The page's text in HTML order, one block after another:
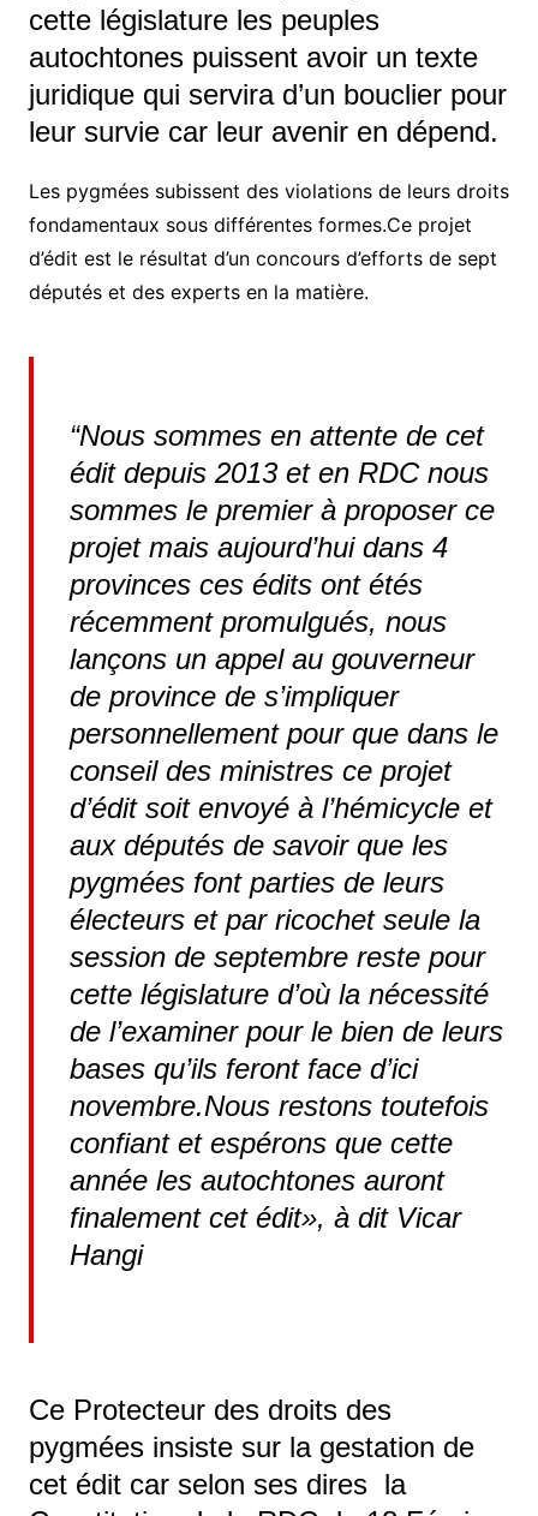
cette législature les peuples
autochtones puissent avoir un texte
juridique qui servira d’un bouclier pour
leur survie car leur avenir en dépend.
Les pygmées subissent des violations de leurs droits
fondamentaux sous différentes formes.Ce projet
d’édit est le résultat d’un concours d’efforts de sept
députés et des experts en la matière.
“Nous sommes en attente de cet
édit depuis 2013 et en RDC nous
sommes le premier à proposer ce
projet mais aujourd’hui dans 4
provinces ces édits ont étés
récemment promulgués, nous
lançons un appel au gouverneur
de province de s’impliquer
personnellement pour que dans le
conseil des ministres ce projet
d’édit soit envoyé à l’hémicycle et
aux députés de savoir que les
pygmées font parties de leurs
électeurs et par ricochet seule la
session de septembre reste pour
cette législature d’où la nécessité
de l’examiner pour le bien de leurs
bases qu’ils feront face d’ici
novembre.Nous restons toutefois
confiant et espérons que cette
année les autochtones auront
finalement cet édit», à dit Vicar
Hangi
Ce Protecteur des droits des
pygmées insiste sur la gestation de
cet édit car selon ses dires la